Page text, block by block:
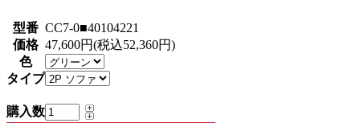
型番 CC7-0■40104221
価格 47,600円(税込52,360円)
色
タイプ
購入数